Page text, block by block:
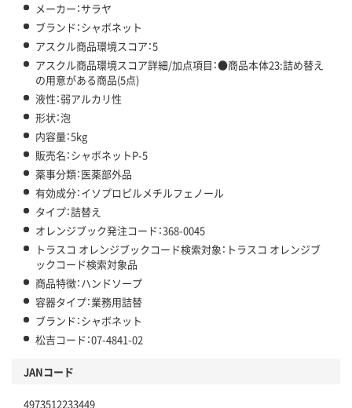
メーカー：サラヤ
ブランド：シャボネット
アスクル商品環境スコア：5
アスクル商品環境スコア詳細/加点項目：●商品本体23:詰め替え
の用意がある商品(5点)
液性：弱アルカリ性
形状：泡
内容量：5kg
販売名：シャボネットP-5
薬事分類：医薬部外品
有効成分：イソプロピルメチルフェノール
タイプ：詰替え
オレンジブック発注コード：368-0045
トラスコ オレンジブックコード検索対象：トラスコ オレンジブ
ックコード検索対象品
商品特徴：ハンドソープ
容器タイプ：業務用詰替
ブランド：シャボネット
松吉コード：07-4841-02
JANコード
4973512233449